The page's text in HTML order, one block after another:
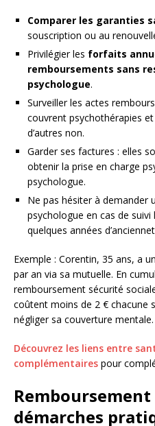
Comparer les garanties
souscription ou au
Privilégier les forfaits
remboursements sans
psychologue.
Surveiller les actes
couvrent psychothérapies
d’autres non.
Garder ses factures : elles
obtenir la prise en charge
psychologue.
Ne pas hésiter à demander
psychologue en cas de
quelques années
Exemple : Corentin, 35 ans, a
par an via sa mutuelle. En
remboursement sécurité
coûtent moins de 2 € chacune
négliger sa couverture mentale.
Découvrez les liens entre
complémentaires pour
démarches